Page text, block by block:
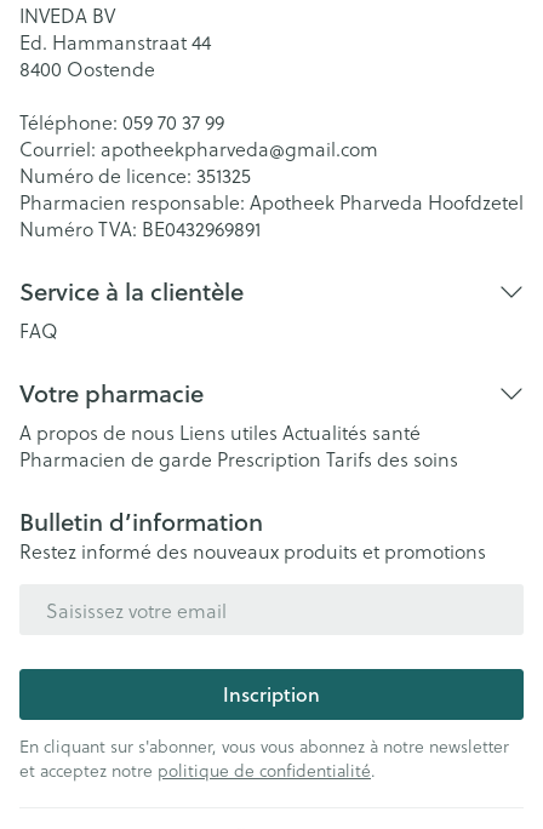
INVEDA BV
Ed. Hammanstraat 44
8400 Oostende
Téléphone: 059 70 37 99
Courriel: apotheekpharveda@gmail.com
Numéro de licence: 351325
Pharmacien responsable: Apotheek Pharveda Hoofdzetel
Numéro TVA: BE0432969891
Service à la clientèle
FAQ
Votre pharmacie
A propos de nous Liens utiles Actualités santé
Pharmacien de garde Prescription Tarifs des soins
Bulletin d’information
Restez informé des nouveaux produits et promotions
Inscription
En cliquant sur s'abonner, vous vous abonnez à notre newsletter
et acceptez notre politique de confidentialité.